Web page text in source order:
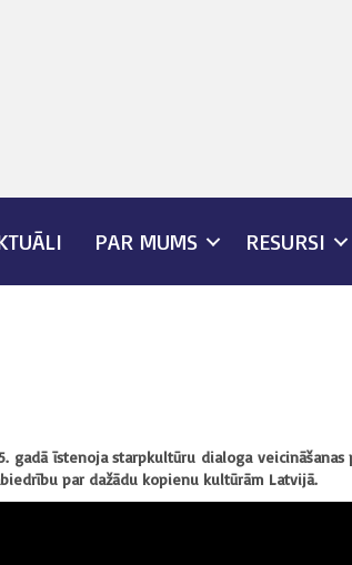
PAR MUMS RESURSI
gadā īstenoja starpkultūru dialoga
par dažādu kopienu kultūrām Latvijā.